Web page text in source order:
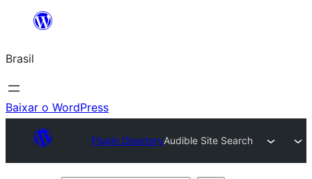
o
conteúdo
Brasil
Baixar o WordPress
Plugin DirectoryAudible Site Search